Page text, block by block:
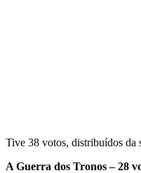
Tive 38 votos, distribuídos da
A Guerra dos Tronos – 28